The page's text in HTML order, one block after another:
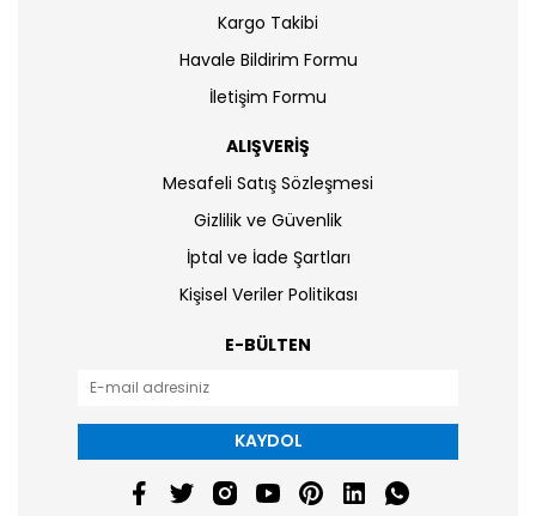
Kargo Takibi
Havale Bildirim Formu
İletişim Formu
ALIŞVERİŞ
Mesafeli Satış Sözleşmesi
Gizlilik ve Güvenlik
İptal ve İade Şartları
Kişisel Veriler Politikası
E-BÜLTEN
KAYDOL